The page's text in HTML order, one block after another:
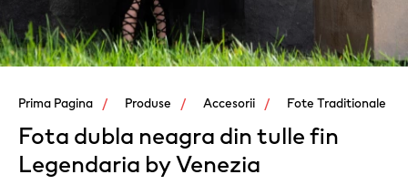
Prima Pagina Produse Accesorii Fote Traditionale
Fota dubla neagra din tulle fin
Legendaria by Venezia